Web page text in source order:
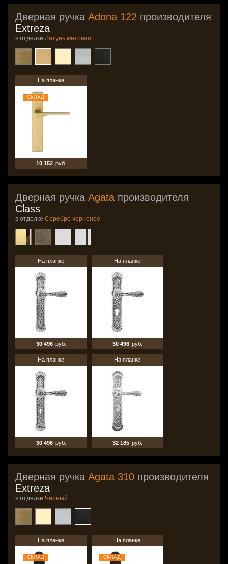
Дверная ручка Adona 122 производителя
Extreza
в отделке Латунь матовая
На планке
СКЛАД
10 152 руб.
Дверная ручка Agata производителя
Class
в отделке Серебро черненое
На планке
30 496 руб.
На планке
30 496 руб.
На планке
30 496 руб.
На планке
32 185 руб.
Дверная ручка Agata 310 производителя
Extreza
в отделке Черный
На планке
СКЛАД
На планке
СКЛАД